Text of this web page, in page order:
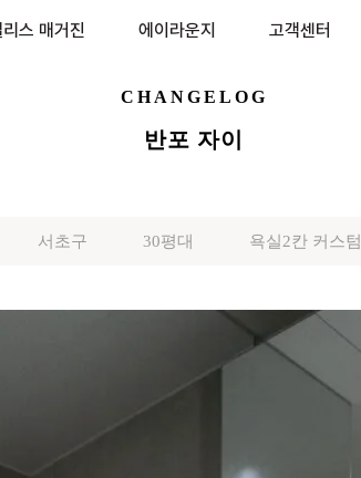
스 매거진 에이라운지 고객센터
CHANGELOG
반포 자이
서초구 30평대 욕실2칸 커스텀